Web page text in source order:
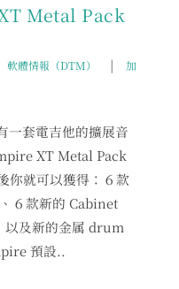
Metal Pack
軟體情報（DTM） |
加
一套電吉他的擴展音
XT Metal Pack
你就可以獲得：６款
６款新的 Cabinet
以及新的金属 drum
預設..